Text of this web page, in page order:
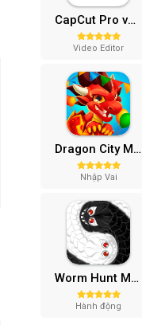
CapCut Pro v15.4.0 (Mở khóa)
Video Editor
Dragon City MOD APK (One Hit, Tiền/99 999 Gems 2024) v24.7.2
Nhập Vai
Worm Hunt Mod APK (Vô hạn tiền) v3.9.5
Hành động